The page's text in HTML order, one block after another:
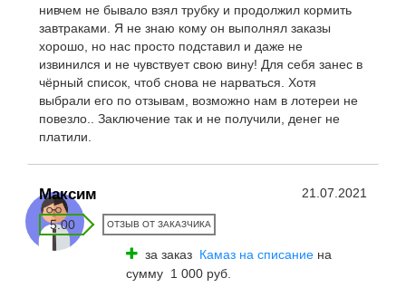
нивчем не бывало взял трубку и продолжил кормить
завтраками. Я не знаю кому он выполнял заказы
хорошо, но нас просто подставил и даже не
извинился и не чувствует свою вину! Для себя занес в
чёрный список, чтоб снова не нарваться. Хотя
выбрали его по отзывам, возможно нам в лотереи не
повезло.. Заключение так и не получили, денег не
платили.
Максим 21.07.2021
5.00 ОТЗЫВ ОТ ЗАКАЗЧИКА
за заказ Камаз на списание на
сумму 1 000 руб.